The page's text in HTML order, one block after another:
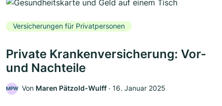
Versicherungen für Privatpersonen
Private Krankenversicherung: Vor-
und Nachteile
MPW Von Maren Pätzold-Wulff ‧ 16. Januar 2025